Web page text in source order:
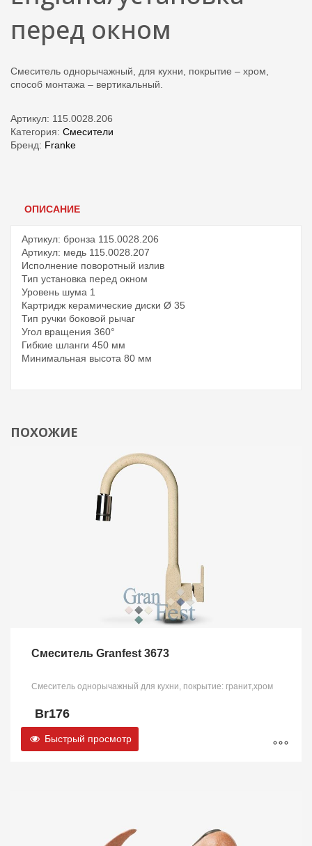
перед окном
Смеситель однорычажный, для кухни, покрытие – хром,
способ монтажа – вертикальный.
Артикул: 115.0028.206
Категория: Смесители
Бренд: Franke
ОПИСАНИЕ
Артикул: бронза 115.0028.206
Артикул: медь 115.0028.207
Исполнение поворотный излив
Тип установка перед окном
Уровень шума 1
Картридж керамические диски Ø 35
Тип ручки боковой рычаг
Угол вращения 360°
Гибкие шланги 450 мм
Минимальная высота 80 мм
ПОХОЖИЕ
Смеситель Granfest 3673
Смеситель однорычажный для кухни, покрытие: гранит,хром
Br176
Быстрый просмотр